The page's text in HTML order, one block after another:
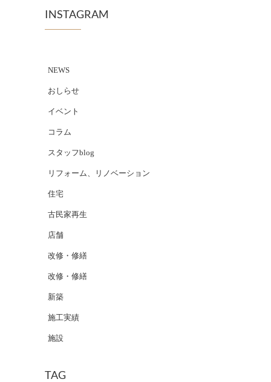
INSTAGRAM
NEWS
おしらせ
イベント
コラム
スタッフblog
リフォーム、リノベーション
住宅
古民家再生
店舗
改修・修繕
改修・修繕
新築
施工実績
施設
TAG